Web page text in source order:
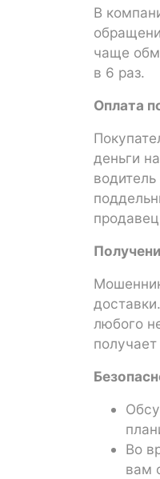
В
чаще
в 6 раз.
Оплата
деньги
любого
Во
вам